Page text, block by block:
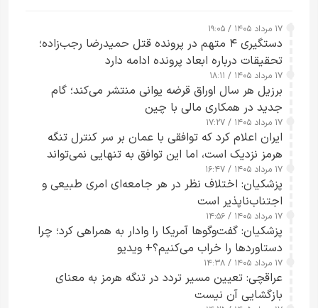
۱۷ مرداد ۱۴۰۵ / ۱۹:۰۵
دستگیری ۴ متهم در پرونده قتل حمیدرضا رجب‌زاده؛
تحقیقات درباره ابعاد پرونده ادامه دارد
۱۷ مرداد ۱۴۰۵ / ۱۸:۱۱
برزیل هر سال اوراق قرضه یوانی منتشر می‌کند؛ گام
جدید در همکاری مالی با چین
۱۷ مرداد ۱۴۰۵ / ۱۷:۲۷
ایران اعلام کرد که توافقی با عمان بر سر کنترل تنگه
هرمز نزدیک است، اما این توافق به تنهایی نمی‌تواند
آبراه را آزاد کند
۱۷ مرداد ۱۴۰۵ / ۱۶:۴۷
پزشکیان: اختلاف نظر در هر جامعه‌ای امری طبیعی و
اجتناب‌ناپذیر است
۱۷ مرداد ۱۴۰۵ / ۱۴:۵۶
پزشکیان: گفت‌وگوها آمریکا را وادار به همراهی کرد؛ چرا
دستاوردها را خراب می‌کنیم؟+ ویدیو
۱۷ مرداد ۱۴۰۵ / ۱۴:۳۸
عراقچی: تعیین مسیر تردد در تنگه هرمز به معنای
بازگشایی آن نیست